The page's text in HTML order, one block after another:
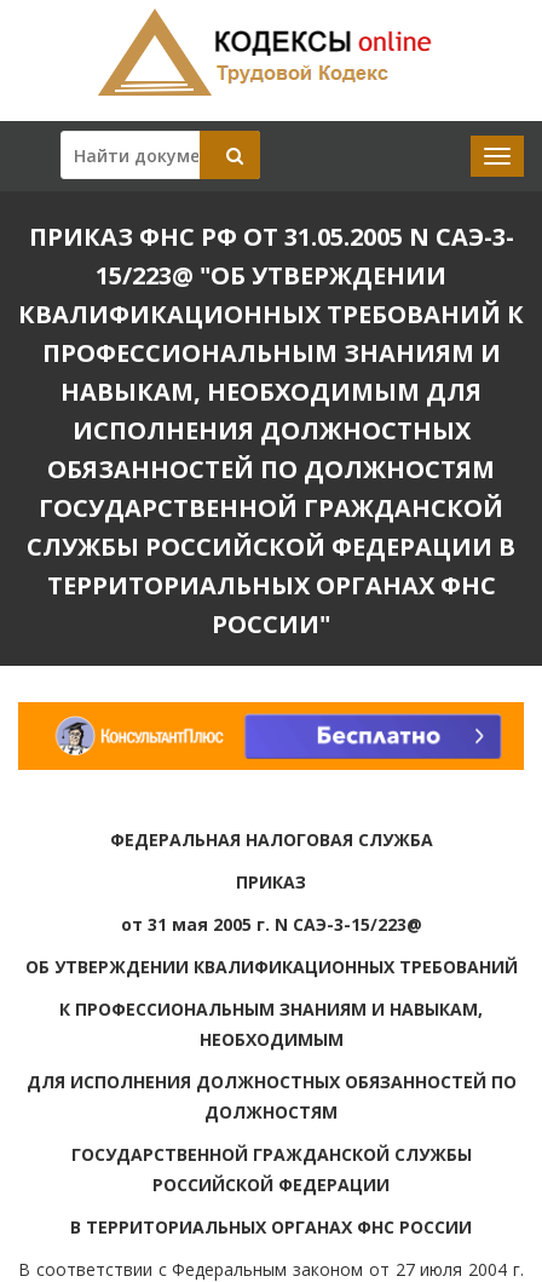
ПРИКАЗ ФНС РФ ОТ 31.05.2005 N САЭ-3-
15/223@ "ОБ УТВЕРЖДЕНИИ
КВАЛИФИКАЦИОННЫХ ТРЕБОВАНИЙ К
ПРОФЕССИОНАЛЬНЫМ ЗНАНИЯМ И
НАВЫКАМ, НЕОБХОДИМЫМ ДЛЯ
ИСПОЛНЕНИЯ ДОЛЖНОСТНЫХ
ОБЯЗАННОСТЕЙ ПО ДОЛЖНОСТЯМ
ГОСУДАРСТВЕННОЙ ГРАЖДАНСКОЙ
СЛУЖБЫ РОССИЙСКОЙ ФЕДЕРАЦИИ В
ТЕРРИТОРИАЛЬНЫХ ОРГАНАХ ФНС
РОССИИ"
ФЕДЕРАЛЬНАЯ НАЛОГОВАЯ СЛУЖБА
ПРИКАЗ
от 31 мая 2005 г. N САЭ-3-15/223@
ОБ УТВЕРЖДЕНИИ КВАЛИФИКАЦИОННЫХ ТРЕБОВАНИЙ
К ПРОФЕССИОНАЛЬНЫМ ЗНАНИЯМ И НАВЫКАМ,
НЕОБХОДИМЫМ
ДЛЯ ИСПОЛНЕНИЯ ДОЛЖНОСТНЫХ ОБЯЗАННОСТЕЙ ПО
ДОЛЖНОСТЯМ
ГОСУДАРСТВЕННОЙ ГРАЖДАНСКОЙ СЛУЖБЫ
РОССИЙСКОЙ ФЕДЕРАЦИИ
В ТЕРРИТОРИАЛЬНЫХ ОРГАНАХ ФНС РОССИИ
В соответствии с Федеральным законом от 27 июля 2004 г.